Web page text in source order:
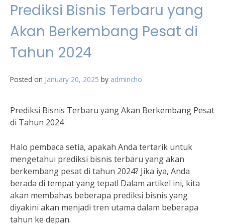
Prediksi Bisnis Terbaru yang
Akan Berkembang Pesat di
Tahun 2024
Posted on January 20, 2025 by admincho
Prediksi Bisnis Terbaru yang Akan Berkembang Pesat
di Tahun 2024
Halo pembaca setia, apakah Anda tertarik untuk
mengetahui prediksi bisnis terbaru yang akan
berkembang pesat di tahun 2024? Jika iya, Anda
berada di tempat yang tepat! Dalam artikel ini, kita
akan membahas beberapa prediksi bisnis yang
diyakini akan menjadi tren utama dalam beberapa
tahun ke depan.